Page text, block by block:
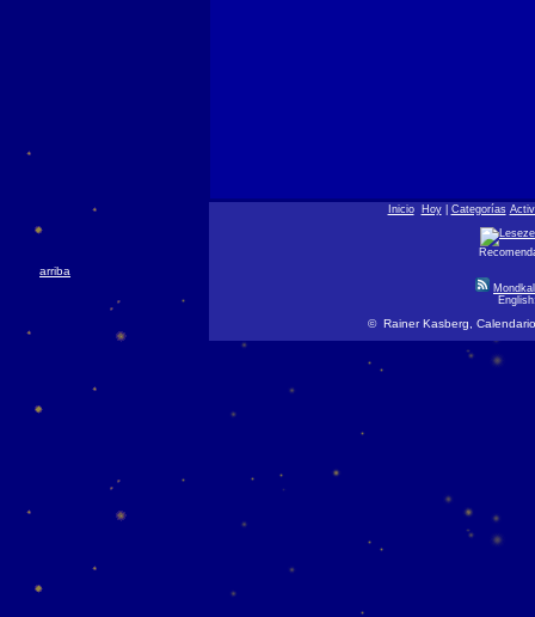
arriba
Inicio Hoy| Categorías
© Rainer Kasberg,